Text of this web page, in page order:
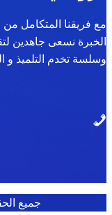
مع فريقنا المتكامل من
الخبرة نسعى جاهدين
وسلسة تخدم التلميذ
جميع